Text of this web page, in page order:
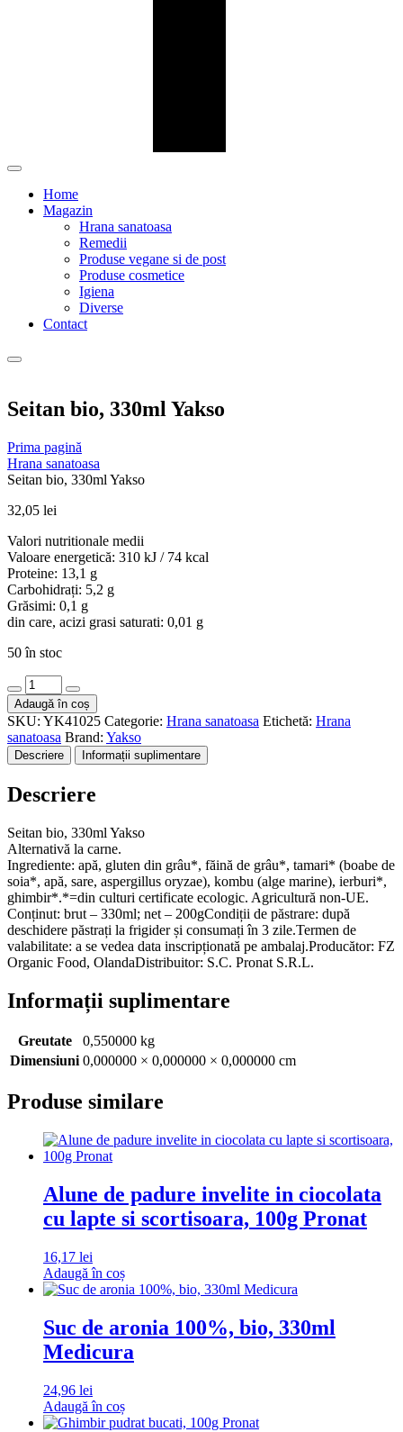
Home
Magazin
Hrana sanatoasa
Remedii
Produse vegane si de post
Produse cosmetice
Igiena
Diverse
Contact
Seitan bio, 330ml Yakso
Prima pagină
Hrana sanatoasa
Seitan bio, 330ml Yakso
32,05 lei
Valori nutritionale medii
Valoare energetică: 310 kJ / 74 kcal
Proteine: 13,1 g
Carbohidrați: 5,2 g
Grăsimi: 0,1 g
din care, acizi grasi saturati: 0,01 g
50 în stoc
Cantitate
Seitan
bio,
330ml
Yakso
Adaugă în coș
SKU: YK41025 Categorie: Hrana sanatoasa Etichetă: Hrana
sanatoasa Brand: Yakso
Descriere Informații suplimentare
Descriere
Seitan bio, 330ml Yakso
Alternativă la carne.
Ingrediente: apă, gluten din grâu*, făină de grâu*, tamari* (boabe de
soia*, apă, sare, aspergillus oryzae), kombu (alge marine), ierburi*,
ghimbir*.*=din culturi certificate ecologic. Agricultură non-UE.
Conținut: brut – 330ml; net – 200gCondiții de păstrare: după
deschidere păstrați la frigider și consumați în 3 zile.Termen de
valabilitate: a se vedea data inscripționată pe ambalaj.Producător: FZ
Organic Food, OlandaDistribuitor: S.C. Pronat S.R.L.
Informații suplimentare
Greutate
0,550000 kg
Dimensiuni 0,000000 × 0,000000 × 0,000000 cm
Produse similare
Alune de padure invelite in ciocolata
cu lapte si scortisoara, 100g Pronat
16,17 lei
Adaugă în coș
Suc de aronia 100%, bio, 330ml
Medicura
24,96 lei
Adaugă în coș